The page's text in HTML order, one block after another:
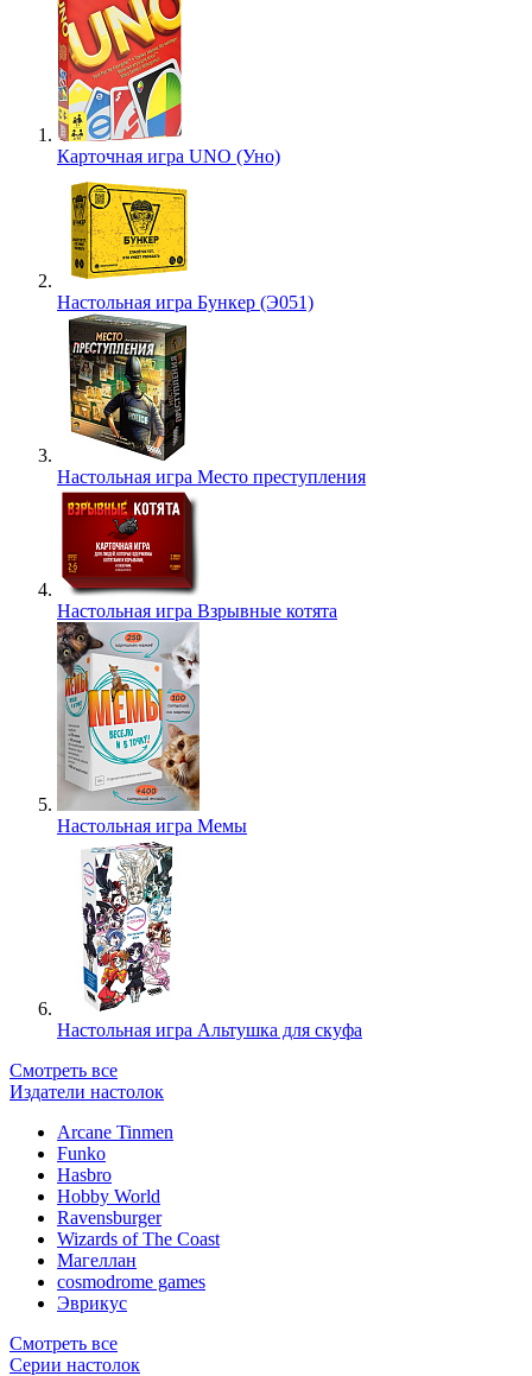
Карточная игра UNO (Уно)
Настольная игра Бункер (Э051)
Настольная игра Место преступления
Настольная игра Взрывные котята
Настольная игра Мемы
Настольная игра Альтушка для скуфа
Смотреть все
Издатели настолок
Arcane Tinmen
Funko
Hasbro
Hobby World
Ravensburger
Wizards of The Coast
Магеллан
сosmodrome games
Эврикус
Смотреть все
Серии настолок